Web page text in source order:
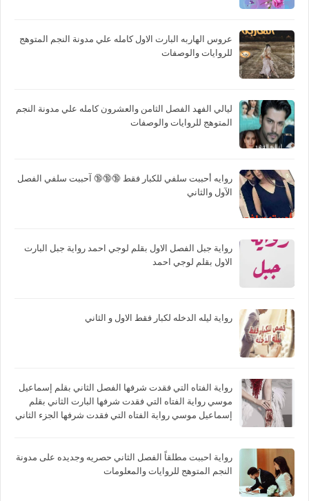
عروس الهاربه البارت الاول كامله علي مدونة النجم المتوهج
للروايات والوصفات
ليالي الفهد الفصل الثامن والعشرون كامله علي مدونة النجم
المتوهج للروايات والوصفات
روايه أحببت سلفي للكبار فقط 🔞🔞🔞 آحببت سلفي الفصل
الآول والثاني
رواية جبل الفصل الاول بقلم لوجي احمد رواية جبل البارت
الاول بقلم لوجي احمد
رواية ليله الدخله لكبار فقط الاول و الثاني
رواية الفتاه التي فقدت شرفها الفصل الثاني بقلم إسماعيل
موسي رواية الفتاه التي فقدت شرفها البارت الثاني بقلم
إسماعيل موسي رواية الفتاه التي فقدت شرفها الجزء الثاني
رواية احببت مطلقاً الفصل الثاني حصريه وجديده على مدونة
النجم المتوهج للروايات والمعلومات